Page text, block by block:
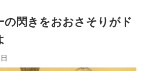
の閃きをおおさそりがド